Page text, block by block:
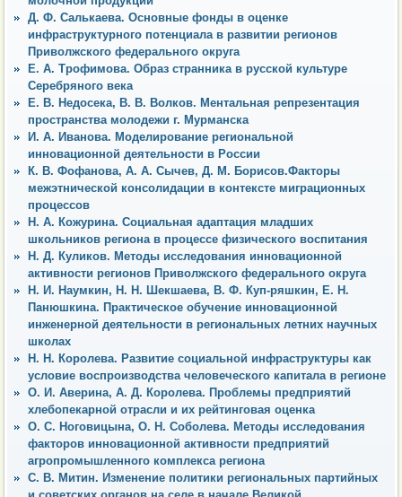
Д. Ф. Салькаева. Основные фонды в оценке
инфраструктурного потенциала в развитии регионов
Приволжского федерального округа
Е. А. Трофимова. Образ странника в русской культуре
Серебряного века
Е. В. Недосека, В. В. Волков. Ментальная репрезентация
пространства молодежи г. Мурманска
И. А. Иванова. Моделирование региональной
инновационной деятельности в России
К. В. Фофанова, А. А. Сычев, Д. М. Борисов.Факторы
межэтнической консолидации в контексте миграционных
процессов
Н. А. Кожурина. Социальная адаптация младших
школьников региона в процессе физического воспитания
Н. Д. Куликов. Методы исследования инновационной
активности регионов Приволжского федерального округа
Н. И. Наумкин, Н. Н. Шекшаева, В. Ф. Куп-ряшкин, Е. Н.
Панюшкина. Практическое обучение инновационной
инженерной деятельности в региональных летних научных
школах
Н. Н. Королева. Развитие социальной инфраструктуры как
условие воспроизводства человеческого капитала в регионе
О. И. Аверина, А. Д. Королева. Проблемы предприятий
хлебопекарной отрасли и их рейтинговая оценка
О. С. Ноговицына, О. Н. Соболева. Методы исследования
факторов инновационной активности предприятий
агропромышленного комплекса региона
С. В. Митин. Изменение политики региональных партийных
и советских органов на селе в начале Великой